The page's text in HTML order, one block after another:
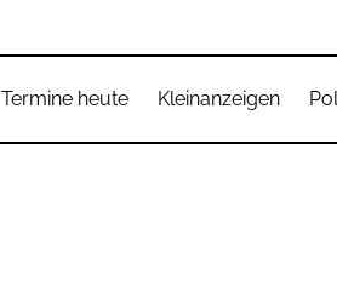
Termine heute Kleinanzeigen